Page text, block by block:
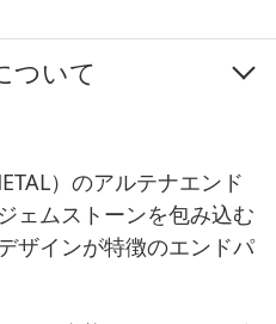
ついて
）のアルテナエンド
ェムストーンを包み込む
ザインが特徴のエンドパ